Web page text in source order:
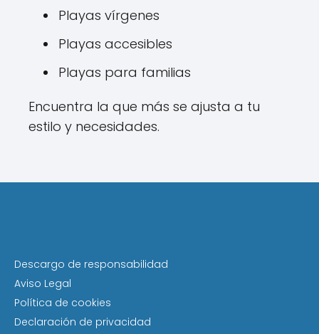
Playas vírgenes
Playas accesibles
Playas para familias
Encuentra la que más se ajusta a tu
estilo y necesidades.
Descargo de responsabilidad
Aviso Legal
Política de cookies
Declaración de privacidad